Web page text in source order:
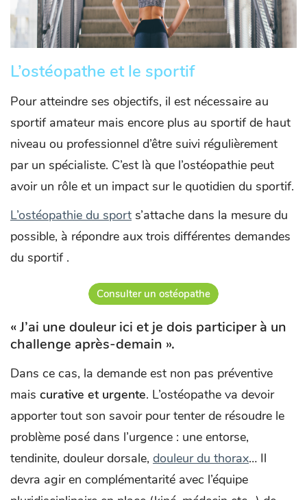
L’ostéopathe et le sportif
Pour atteindre ses objectifs, il est nécessaire au
sportif amateur mais encore plus au sportif de haut
niveau ou professionnel d’être suivi régulièrement
par un spécialiste. C’est là que l’ostéopathie peut
avoir un rôle et un impact sur le quotidien du sportif.
L’ostéopathie du sport s’attache dans la mesure du
possible, à répondre aux trois différentes demandes
du sportif .
Consulter un ostéopathe
« J’ai une douleur ici et je dois participer à un
challenge après-demain ».
Dans ce cas, la demande est non pas préventive
mais curative et urgente. L’ostéopathe va devoir
apporter tout son savoir pour tenter de résoudre le
problème posé dans l’urgence : une entorse,
tendinite, douleur dorsale, douleur du thorax… Il
devra agir en complémentarité avec l’équipe